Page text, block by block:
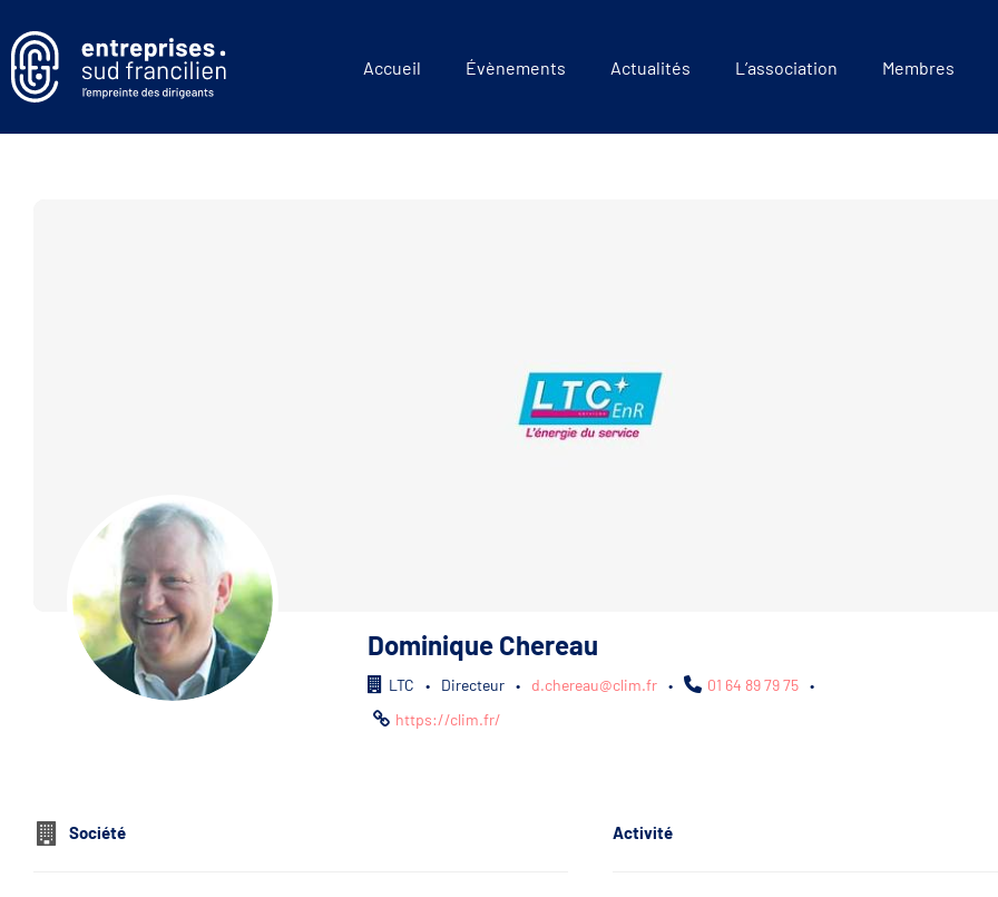
Accueil Évènements Actualités L’association Membres
Dominique Chereau
LTC • Directeur • d.chereau@clim.fr • 01 64 89 79 75 •
https://clim.fr/
Société Activité